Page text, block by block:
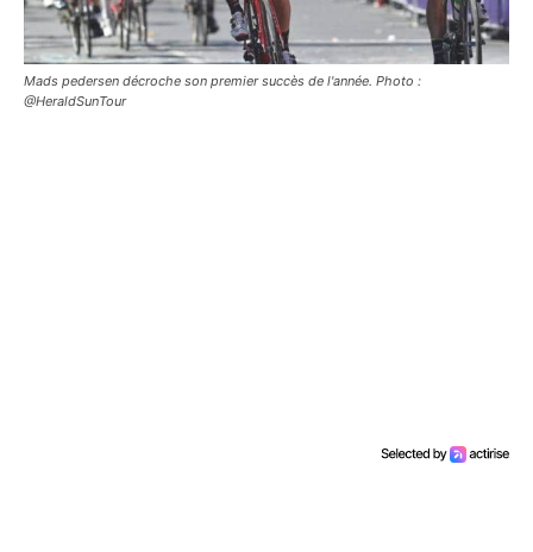
Mads pedersen décroche son premier succès de l'année. Photo :
@HeraldSunTour